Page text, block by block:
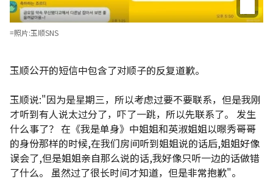
=照片:玉顺SNS
玉顺公开的短信中包含了对顺子的反复道歉。
玉顺说:"因为是星期三，所以考虑过要不要联系，但是我刚
才听到有人说太过分了，吓了一跳，所以先联系了。 发生
什么事了？ 在《我是单身》中姐姐和英淑姐姐以暻秀哥哥
的身份那样的时候,在我们房间听到姐姐说的话后,姐姐好像
误会了,但是姐姐亲自那么说的话,我好像只听一边的话做错
了什么。 虽然过了很长时间才知道，但是非常抱歉"。